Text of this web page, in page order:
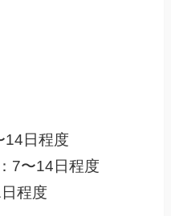
14日程度
7〜14日程度
程度